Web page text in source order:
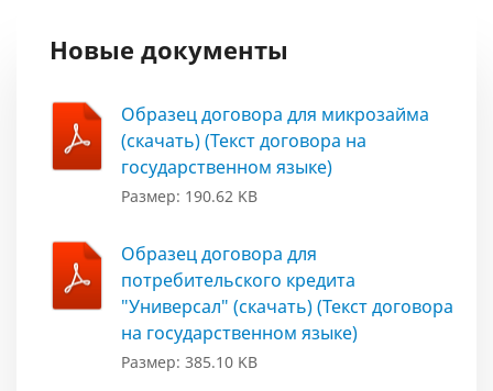
Новые документы
Образец договора для микрозайма
(скачать) (Текст договора на
государственном языке)
Размер: 190.62 KB
Образец договора для
потребительского кредита
"Универсал" (скачать) (Текст договора
на государственном языке)
Размер: 385.10 KB